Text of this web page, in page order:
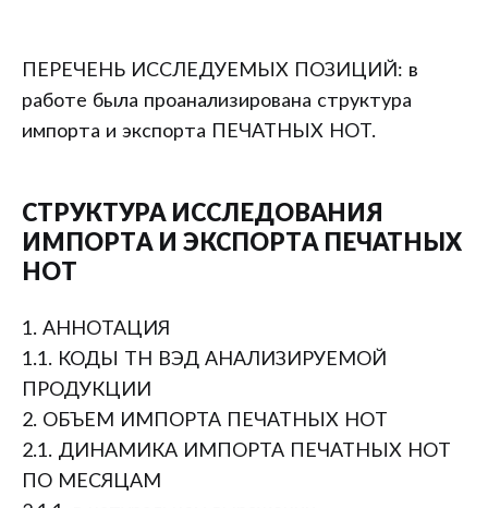
ПЕРЕЧЕНЬ ИССЛЕДУЕМЫХ ПОЗИЦИЙ: в
работе была проанализирована структура
импорта и экспорта ПЕЧАТНЫХ НОТ.
СТРУКТУРА ИССЛЕДОВАНИЯ
ИМПОРТА И ЭКСПОРТА ПЕЧАТНЫХ
НОТ
1. АННОТАЦИЯ
1.1. КОДЫ ТН ВЭД АНАЛИЗИРУЕМОЙ
ПРОДУКЦИИ
2. ОБЪЕМ ИМПОРТА ПЕЧАТНЫХ НОТ
2.1. ДИНАМИКА ИМПОРТА ПЕЧАТНЫХ НОТ
ПО МЕСЯЦАМ